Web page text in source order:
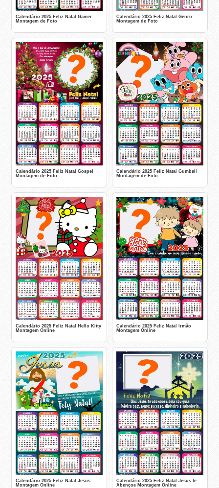
Calendário 2025 Feliz Natal Gamer
Montagem de Foto
Calendário 2025 Feliz Natal Genro
Montagem de Foto
Calendário 2025 Feliz Natal Gospel
Montagem de Foto
Calendário 2025 Feliz Natal Gumball
Montagem de Foto
Calendário 2025 Feliz Natal Hello Kitty
Montagem Online
Calendário 2025 Feliz Natal Irmão
Montagem Online
Calendário 2025 Feliz Natal Jesus
Montagem Online
Calendário 2025 Feliz Natal Jesus te
Abençoe Montagem Online